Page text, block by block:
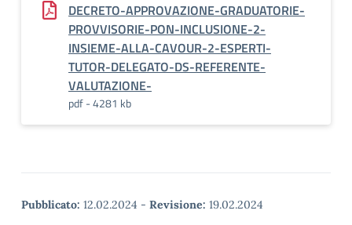
DECRETO-APPROVAZIONE-GRADUATORIE-
PROVVISORIE-PON-INCLUSIONE-2-
INSIEME-ALLA-CAVOUR-2-ESPERTI-
TUTOR-DELEGATO-DS-REFERENTE-
VALUTAZIONE-
pdf - 4281 kb
Pubblicato: 12.02.2024 - Revisione: 19.02.2024